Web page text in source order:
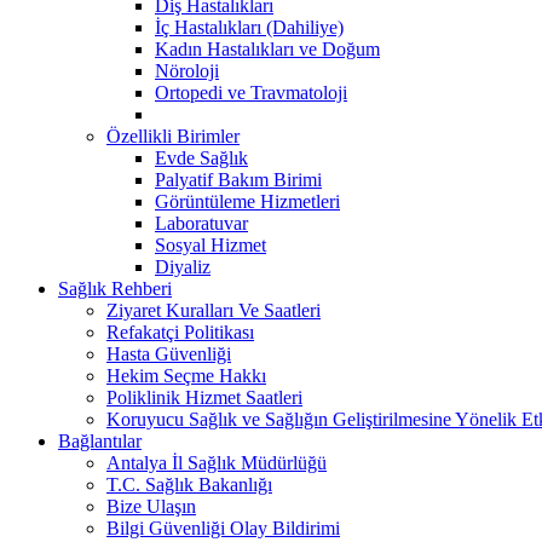
Diş Hastalıkları
İç Hastalıkları (Dahiliye)
Kadın Hastalıkları ve Doğum
Nöroloji
Ortopedi ve Travmatoloji
Özellikli Birimler
Evde Sağlık
Palyatif Bakım Birimi
Görüntüleme Hizmetleri
Laboratuvar
Sosyal Hizmet
Diyaliz
Sağlık Rehberi
Ziyaret Kuralları Ve Saatleri
Refakatçi Politikası
Hasta Güvenliği
Hekim Seçme Hakkı
Poliklinik Hizmet Saatleri
Koruyucu Sağlık ve Sağlığın Geliştirilmesine Yönelik
Bağlantılar
Antalya İl Sağlık Müdürlüğü
T.C. Sağlık Bakanlığı
Bize Ulaşın
Bilgi Güvenliği Olay Bildirimi